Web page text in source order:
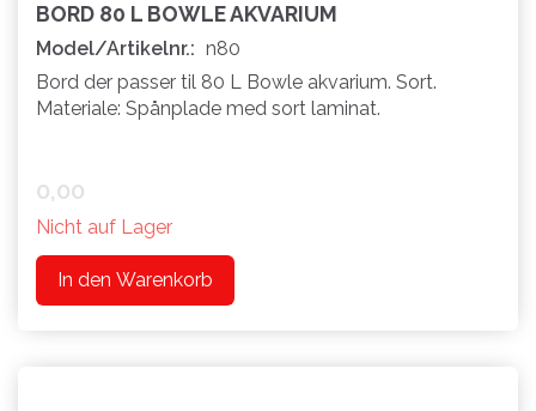
BORD 80 L BOWLE AKVARIUM
Model/Artikelnr.: n80
Bord der passer til 80 L Bowle akvarium. Sort.
Materiale: Spånplade med sort laminat.
0,00
Nicht auf Lager
In den Warenkorb